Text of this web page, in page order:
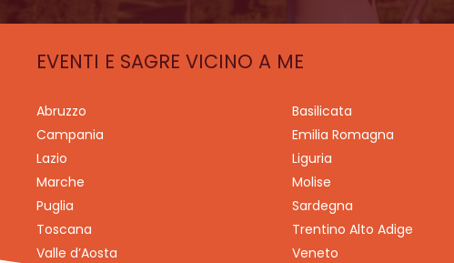
EVENTI E SAGRE VICINO A ME
Abruzzo Basilicata
Campania
Emilia Romagna
Lazio
Liguria
Marche
Molise
Puglia
Sardegna
Toscana
Trentino Alto Adige
Valle d’Aosta
Veneto